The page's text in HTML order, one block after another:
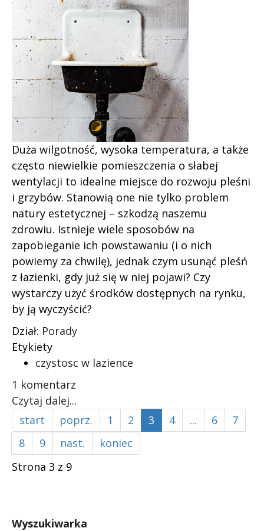
Duża wilgotność, wysoka temperatura, a także
często niewielkie pomieszczenia o słabej
wentylacji to idealne miejsce do rozwoju pleśni
i grzybów. Stanowią one nie tylko problem
natury estetycznej – szkodzą naszemu
zdrowiu. Istnieje wiele sposobów na
zapobieganie ich powstawaniu (i o nich
powiemy za chwilę), jednak czym usunąć pleśń
z łazienki, gdy już się w niej pojawi? Czy
wystarczy użyć środków dostępnych na rynku,
by ją wyczyścić?
Dział: Porady
Etykiety
czystosc w lazience
1 komentarz
Czytaj dalej...
start
poprz. 1 2 3 4 ... 6
7
8
9 nast.
koniec
Strona 3 z 9
Wyszukiwarka